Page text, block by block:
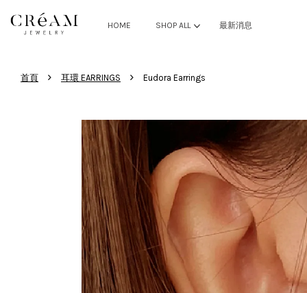
HOME SHOP ALL 最新消息
首頁 › 耳環 EARRINGS › Eudora Earrings